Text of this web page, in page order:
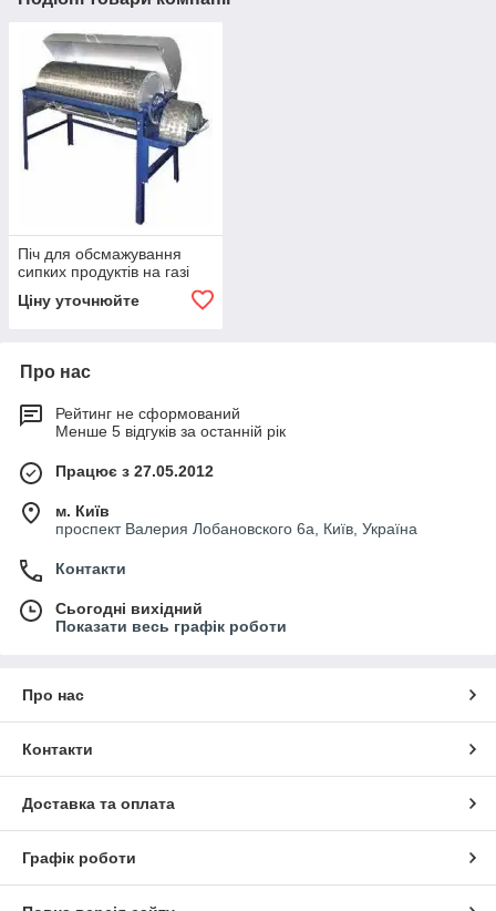
Піч для обсмажування
сипких продуктів на газі
Ціну уточнюйте
Про нас
Рейтинг не сформований
Менше 5 відгуків за останній рік
Працює з 27.05.2012
м. Київ
проспект Валерия Лобановского 6а, Київ, Україна
Контакти
Сьогодні вихідний
Показати весь графік роботи
Про нас
Контакти
Доставка та оплата
Графік роботи